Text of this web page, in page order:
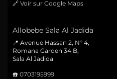
🔗 Voir sur Google Maps
Allobebe Sala Al Jadida
📍 Avenue Hassan 2, N° 4,
Romana Garden 34 B,
Sala Al Jadida
☎️ 0703195999